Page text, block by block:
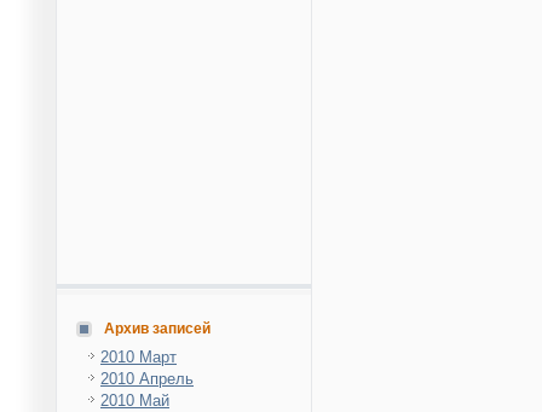
Архив записей
2010 Март
2010 Апрель
2010 Май